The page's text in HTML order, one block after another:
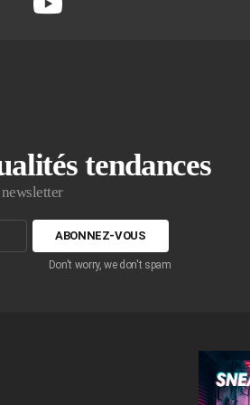
tendances
Don't worry, we don't spam